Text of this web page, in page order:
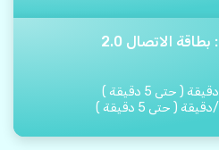
الاتصال 2.0
دقيقة ( حتى 5 دقيقة )
/دقيقة ( حتى 5 دقيقة )